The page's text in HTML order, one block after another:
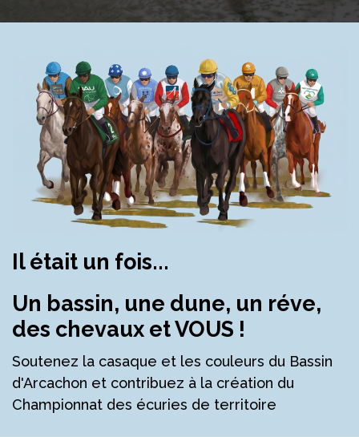
Il était un fois...
Un bassin, une dune, un réve,
des chevaux etVOUS !
Soutenez la casaque et les couleurs du Bassin
d'Arcachon et contribuez à la création du
Championnat des écuries de territoire